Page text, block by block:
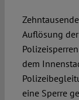
Auflösung
dem
eine Sperre